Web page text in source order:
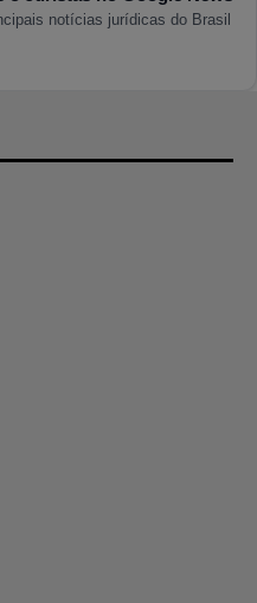
notícias jurídicas do Brasil